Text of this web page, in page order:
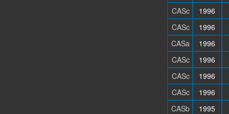
CASc
1996
CASc
1996
CASa
1996
CASc
1996
CASc
1996
CASc
1996
CASb
1995